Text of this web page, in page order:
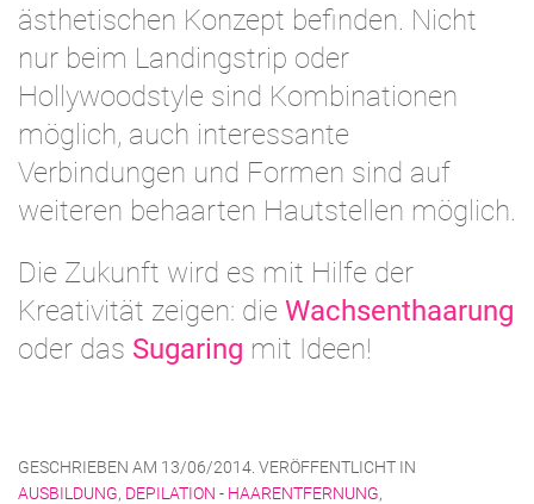
ästhetischen Konzept befinden. Nicht
nur beim Landingstrip oder
Hollywoodstyle sind Kombinationen
möglich, auch interessante
Verbindungen und Formen sind auf
weiteren behaarten Hautstellen möglich.
Die Zukunft wird es mit Hilfe der
Kreativität zeigen: die Wachsenthaarung
oder das Sugaring mit Ideen!
GESCHRIEBEN AM 13/06/2014 . VERÖFFENTLICHT IN
AUSBILDUNG, DEPILATION - HAARENTFERNUNG,